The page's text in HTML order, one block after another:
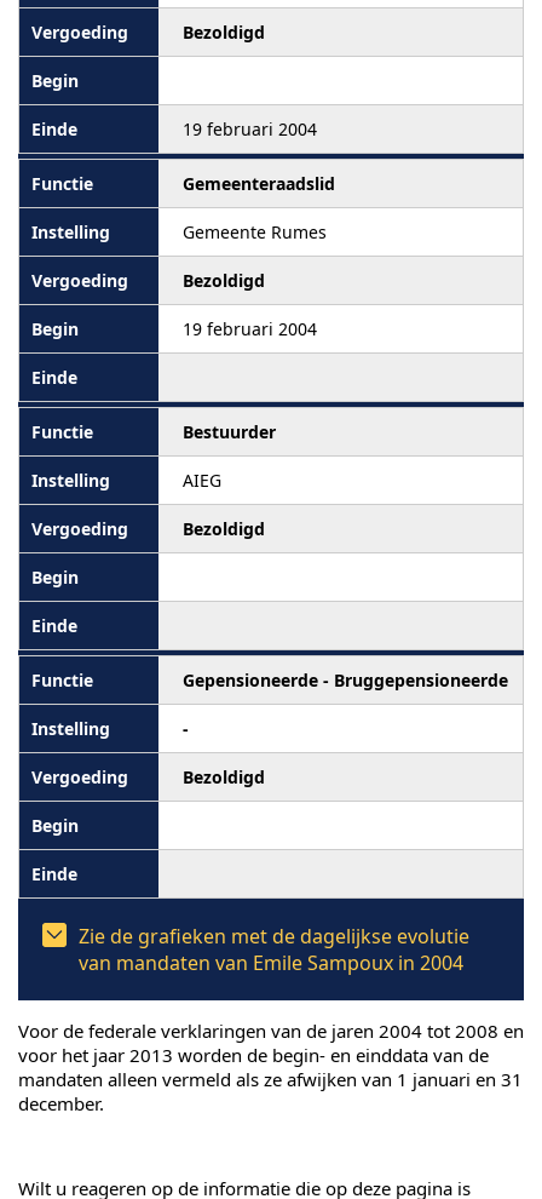
Bezoldigd
19 februari 2004
Gemeenteraadslid
Gemeente Rumes
Bezoldigd
19 februari 2004
Bestuurder
AIEG
Bezoldigd
Gepensioneerde - Bruggepensioneerde
-
Bezoldigd
Zie de grafieken met de dagelijkse evolutie
van mandaten van Emile Sampoux in 2004
Voor de federale verklaringen van de jaren 2004 tot 2008 en
voor het jaar 2013 worden de begin- en einddata van de
mandaten alleen vermeld als ze afwijken van 1 januari en 31
december.
Wilt u reageren op de informatie die op deze pagina is